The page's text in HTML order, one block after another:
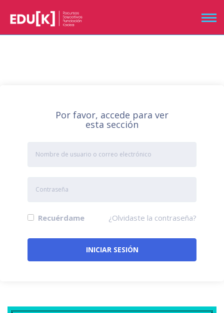
Por favor, accede para ver
esta sección
Recuérdame ¿Olvidaste la contraseña?